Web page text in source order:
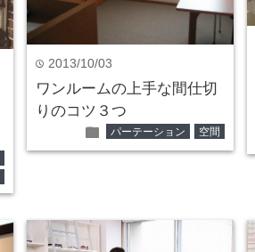
time 2013/10/03
ワンルームの上手な間仕切
りのコツ３つ
folder パーテーション 空間